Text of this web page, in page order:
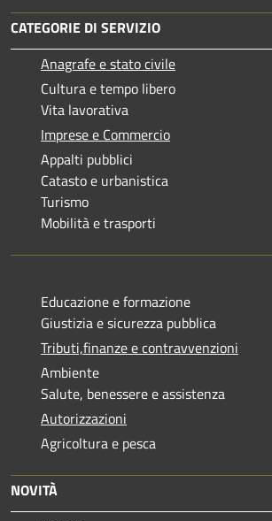
CATEGORIE DI SERVIZIO
Anagrafe e stato civile
Cultura e tempo libero
Vita lavorativa
Imprese e Commercio
Appalti pubblici
Catasto e urbanistica
Turismo
Mobilità e trasporti
Educazione e formazione
Giustizia e sicurezza pubblica
Tributi,finanze e contravvenzioni
Ambiente
Salute, benessere e assistenza
Autorizzazioni
Agricoltura e pesca
NOVITÀ